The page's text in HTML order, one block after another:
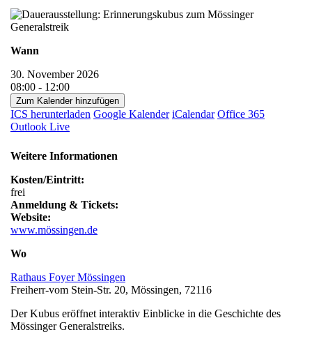
Wann
30. November 2026
08:00 - 12:00
Zum Kalender hinzufügen
ICS herunterladen Google Kalender iCalendar Office 365
Outlook Live
Weitere Informationen
Kosten/Eintritt:
frei
Anmeldung & Tickets:
Website:
www.mössingen.de
Wo
Rathaus Foyer Mössingen
Freiherr-vom Stein-Str. 20, Mössingen, 72116
Der Kubus eröffnet interaktiv Einblicke in die Geschichte des
Mössinger Generalstreiks.